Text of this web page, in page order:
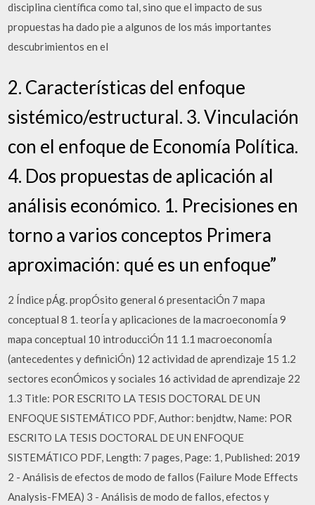
disciplina científica como tal, sino que el impacto de sus
propuestas ha dado pie a algunos de los más importantes
descubrimientos en el
2. Características del enfoque
sistémico/estructural. 3. Vinculación
con el enfoque de Economía Política.
4. Dos propuestas de aplicación al
análisis económico. 1. Precisiones en
torno a varios conceptos Primera
aproximación: qué es un enfoque”
2 Índice pÁg. propÓsito general 6 presentaciÓn 7 mapa
conceptual 8 1. teorÍa y aplicaciones de la macroeconomÍa 9
mapa conceptual 10 introducciÓn 11 1.1 macroeconomÍa
(antecedentes y definiciÓn) 12 actividad de aprendizaje 15 1.2
sectores econÓmicos y sociales 16 actividad de aprendizaje 22
1.3 Title: POR ESCRITO LA TESIS DOCTORAL DE UN
ENFOQUE SISTEMÁTICO PDF, Author: benjdtw, Name: POR
ESCRITO LA TESIS DOCTORAL DE UN ENFOQUE
SISTEMÁTICO PDF, Length: 7 pages, Page: 1, Published: 2019
2 - Análisis de efectos de modo de fallos (Failure Mode Effects
Analysis-FMEA) 3 - Análisis de modo de fallos, efectos y